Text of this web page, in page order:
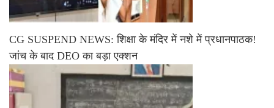
CG SUSPEND NEWS: शिक्षा के मंदिर में नशे में प्रधानपाठक!
जांच के बाद DEO का बड़ा एक्शन